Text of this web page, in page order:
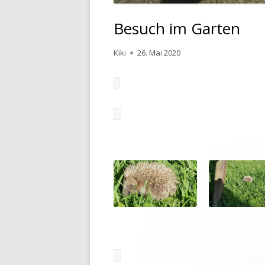
Besuch im Garten
Autor
Kiki
Veröffentlicht
26. Mai 2020